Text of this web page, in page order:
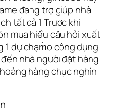
đang trợ giúp nhà
tất cả 1 Trước khi
mua hiểu câu hỏi xuất
1 dự chạm̀o công dụng
nhà người đặt hàng
hàng chục nghìn